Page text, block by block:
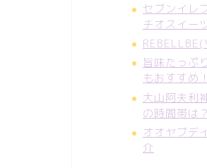
セブンイレ
チオスイー
旨味たっぷ
もおすすめ！
大山阿夫利
の時間帯は？
オオヤブデ
介